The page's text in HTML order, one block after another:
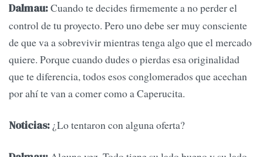
Dalmau:Cuando te decides firmemente a no perder el
control de tu proyecto. Pero uno debe ser muy consciente
de que va a sobrevivir mientras tenga algo que el mercado
quiere. Porque cuando dudes o pierdas esa originalidad
que te diferencia, todos esos conglomerados que acechan
por ahí te van a comer como a Caperucita.
Noticias: ¿Lo tentaron con alguna oferta?